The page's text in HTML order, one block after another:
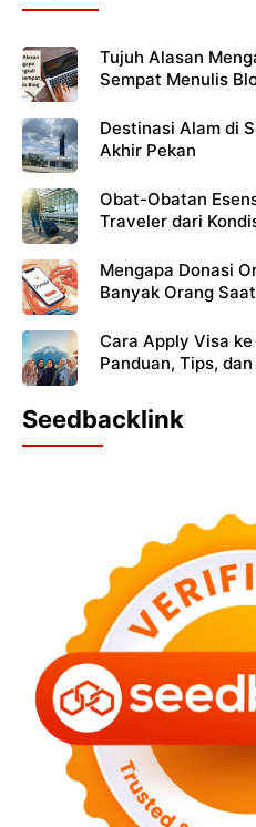
Tujuh Alasan
Sempat Menulis
Destinasi Alam di
Akhir Pekan
Obat-Obatan
Traveler dari
Mengapa Donasi
Banyak Orang
Cara Apply Visa
Panduan, Tips,
Seedbacklink